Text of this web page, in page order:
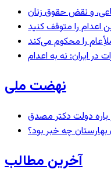
و نقض حقوق زنان
را محکوم می‌کند
در ایران: نه به اعدام
نهضت ملی
دولت دکتر مصدق
آخرین مطالب